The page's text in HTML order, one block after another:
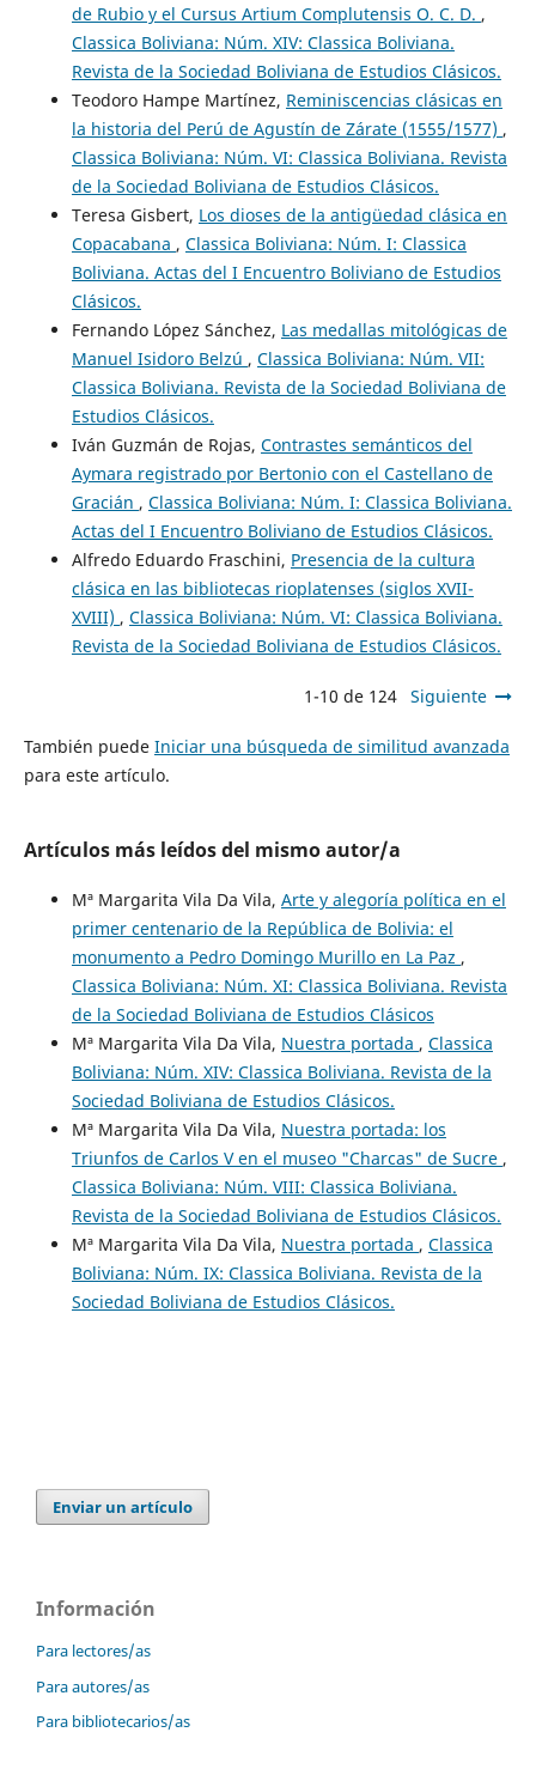
de Rubio y el Cursus Artium Complutensis O. C. D. ,
Classica Boliviana: Núm. XIV: Classica Boliviana.
Revista de la Sociedad Boliviana de Estudios Clásicos.
Teodoro Hampe Martínez, Reminiscencias clásicas en
la historia del Perú de Agustín de Zárate (1555/1577) ,
Classica Boliviana: Núm. VI: Classica Boliviana. Revista
de la Sociedad Boliviana de Estudios Clásicos.
Teresa Gisbert, Los dioses de la antigüedad clásica en
Copacabana , Classica Boliviana: Núm. I: Classica
Boliviana. Actas del I Encuentro Boliviano de Estudios
Clásicos.
Fernando López Sánchez, Las medallas mitológicas de
Manuel Isidoro Belzú , Classica Boliviana: Núm. VII:
Classica Boliviana. Revista de la Sociedad Boliviana de
Estudios Clásicos.
Iván Guzmán de Rojas, Contrastes semánticos del
Aymara registrado por Bertonio con el Castellano de
Gracián , Classica Boliviana: Núm. I: Classica Boliviana.
Actas del I Encuentro Boliviano de Estudios Clásicos.
Alfredo Eduardo Fraschini, Presencia de la cultura
clásica en las bibliotecas rioplatenses (siglos XVII-
XVIII) , Classica Boliviana: Núm. VI: Classica Boliviana.
Revista de la Sociedad Boliviana de Estudios Clásicos.
1-10 de 124 Siguiente
También puede Iniciar una búsqueda de similitud avanzada
para este artículo.
Artículos más leídos del mismo autor/a
Mª Margarita Vila Da Vila, Arte y alegoría política en el
primer centenario de la República de Bolivia: el
monumento a Pedro Domingo Murillo en La Paz ,
Classica Boliviana: Núm. XI: Classica Boliviana. Revista
de la Sociedad Boliviana de Estudios Clásicos
Mª Margarita Vila Da Vila, Nuestra portada , Classica
Boliviana: Núm. XIV: Classica Boliviana. Revista de la
Sociedad Boliviana de Estudios Clásicos.
Mª Margarita Vila Da Vila, Nuestra portada: los
Triunfos de Carlos V en el museo "Charcas" de Sucre ,
Classica Boliviana: Núm. VIII: Classica Boliviana.
Revista de la Sociedad Boliviana de Estudios Clásicos.
Mª Margarita Vila Da Vila, Nuestra portada , Classica
Boliviana: Núm. IX: Classica Boliviana. Revista de la
Sociedad Boliviana de Estudios Clásicos.
Enviar un artículo
Información
Para lectores/as
Para autores/as
Para bibliotecarios/as